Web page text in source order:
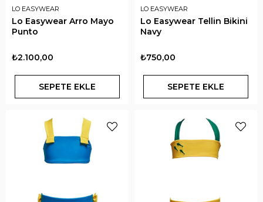
LO EASYWEAR
Lo Easywear Arro Mayo
Punto
₺2.100,00
SEPETE EKLE
LO EASYWEAR
Lo Easywear Tellin Bikini
Navy
₺750,00
SEPETE EKLE